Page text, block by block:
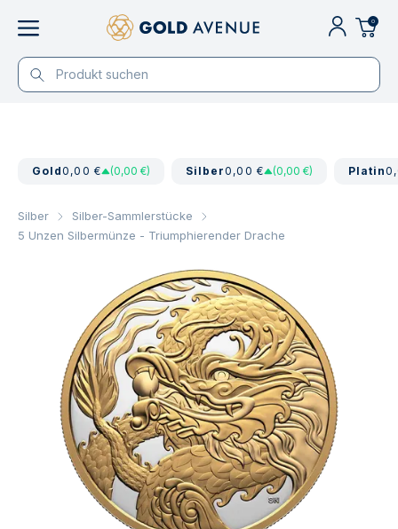
0
Gold0,00 € (0,00 €) Silber0,00 € (0,00 €) Platin
Silber
Silber-Sammlerstücke
5 Unzen Silbermünze - Triumphierender Drache